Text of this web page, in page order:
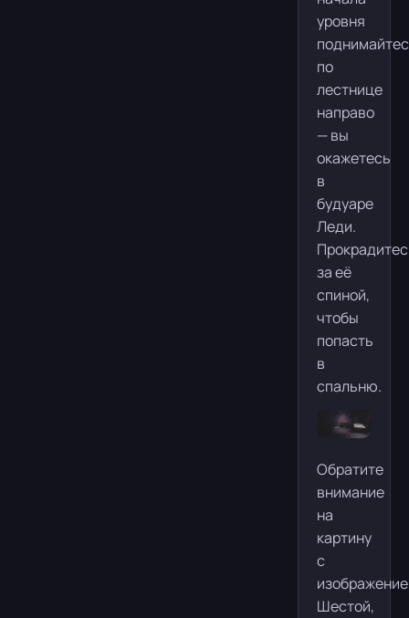
уровня
по
лестнице
направо
— вы
окажетесь
в
будуаре
Леди.
за её
спиной,
чтобы
попасть
в
спальню.
Обратите
внимание
на
картину
с
Шестой,